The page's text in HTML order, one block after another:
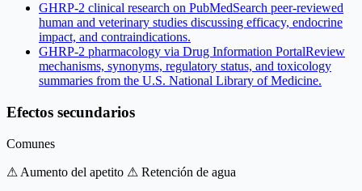
GHRP-2 clinical research on PubMedSearch peer-reviewed
human and veterinary studies discussing efficacy, endocrine
impact, and contraindications.
GHRP-2 pharmacology via Drug Information PortalReview
mechanisms, synonyms, regulatory status, and toxicology
summaries from the U.S. National Library of Medicine.
Efectos secundarios
Comunes
⚠ Aumento del apetito ⚠ Retención de agua